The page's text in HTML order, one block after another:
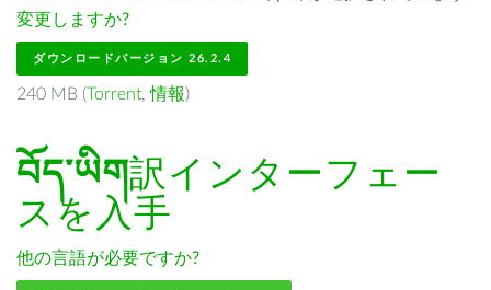
変更しますか?
ダウンロードバージョン 26.2.4
240 MB (Torrent,情報)
བོད་ཡིག訳インターフェー
スを入手
他の言語が必要ですか?